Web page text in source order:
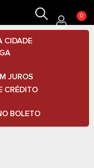
0
CIDADE
JUROS
CRÉDITO
BOLETO